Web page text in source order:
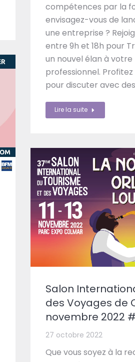
compétences par la
envisagez-vous de
une entreprise ?
entre 9h et 18h pour
un nouvel élan à
professionnel.
pour discuter avec
Lire la suite
Salon
des Voyages de
novembre 2022
27 octobre 2022
Que vous soyez à la